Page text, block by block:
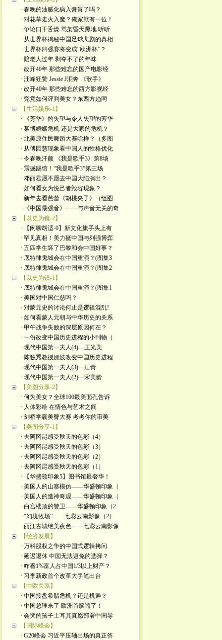
· 春晚的油腻化病入膏肓了吗？
· 对花草走火入魔？俺家就有一位！
· 争论口干舌燥 骂架昏天黑地 听听
· 从世界杯揭秘中国足球悲剧的真相
· 世界杯四强赛将变成“欧洲杯”？
· 陪老人过年 剥夺不了的年味
· 改开40年 那些难忘的国产电影经
· 汪峰狂赞 Jessie J泪奔 《歌手》
· 改开40年 那些难忘的西方影视经
· 究竟如何评判美女？东西方趋同
【生活娱乐-1】
· 《芳华》的失望与令人失望的芳华
· 某博婚姻危机 还是大家的危机？
· 北美原住民舞蹈大赛啥样？（多图
· 从傅园慧现象看中国人的性格优化
· 令春晚汗颜 《我是歌手3》第8场
· 震撼踢馆！“我是歌手3”第三场
· 邓丽君愿不愿去中国大陆演出？
· 如何看女为悦己者毁容现象？
· 新年去看芭蕾《胡桃夹子》（组图
· 《中国最强音》——与声音无关的奇
【以史为镜-2】
· 【闲聊胡适-0】新文化旗手头上有
· 罕见真相！美力挺中国与列强博弈
· 五四学生坏了巴黎和会中国好事？
· 底特律鬼城会在中国重演？(图集3
· 底特律鬼城会在中国重演？(图集2
【以史为镜-1】
· 底特律鬼城会在中国重演？(图集1
· 美国对中国仁慈吗？
· 对蒙元史的讨论何止是逻辑混乱!
· 如何看蒙人元朝与中华历史的关系
· 甲午战争失败的深层原因何在？
· 一份改变中国历史进程的小刊物（
· 现代中国第一夫人(4)—王光美
· 陈独秀教授嫖妓改变中国历史进程
· 现代中国第一夫人(3)—江青
· 现代中国第一夫人(2)—宋美龄
【美图分享-2】
· 何为美女？全球100最美面孔告诉
· 人体彩绘 在情色与艺术之间
· 剑桥学霸美臀大赛 考考你的审美
【美图分享-1】
· 去阿冈昆感受秋天的色彩（4）
· 去阿冈昆感受秋天的色彩（3）
· 去阿冈昆感受秋天的色彩（2）
· 去阿冈昆感受秋天的色彩（1）
· 【华盛顿印象5】图书馆最奢华！
· 美国人的山寨模仿——华盛顿印象（
· 美国人的造神奇观——华盛顿印象（
· 白宫楼顶的警卫——华盛顿印象（2
· “幻境牧场”——七彩云南影像（2）
· 丽江古城绝美夜色——七彩云南影像
【经济发展】
· 万科股权之争的中国式逻辑拷问
· 延迟退休 中国无法避免的选择？
· 咋看1%富人占中国1/3以上财产？
· 习李新政首个改革大手笔出台
【中欧关系】
· 中国接盘希腊危机？还是机遇？
· 中国总理来了 欧洲首脑嗨了！
· 会哭的孩子土耳其真愿部署中国导
【国际峰会】
· G20峰会 习近平压轴出场的真正答